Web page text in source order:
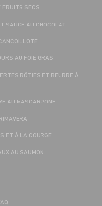
FRUITS SECS
SAUCE AU CHOCOLAT
AU FOIE GRAS
RÔTIES ET BEURRE À
AU MASCARPONE
ET À LA COURGE
AU SAUMON